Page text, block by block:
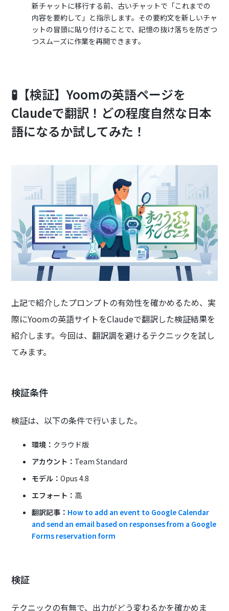
新チャットに移行する前、古いチャットで「これまでの
内容を要約して」と指示します。その要約文を新しいチャ
ットの冒頭に貼り付けることで、記憶の抜け落ちを防ぎつ
つスムーズに作業を再開できます。
🧪【検証】Yoomの英語ページを
Claudeで翻訳！どの程度自然な日本
語になるか試してみた！
上記で紹介したプロンプトの有効性を確かめるため、実
際にYoomの英語サイトをClaudeで翻訳した検証結果を
紹介します。今回は、翻訳調を避けるテクニックを試し
てみます。
検証条件
検証は、以下の条件で行いました。
環境： クラウド版
アカウント： Team Standard
モデル：Opus 4.8
エフォート： 高
翻訳記事： How to add an event to Google Calendar
and send an email based on responses from a Google
Forms reservation form
検証
テクニックの有無で、出力がどう変わるかを確かめま